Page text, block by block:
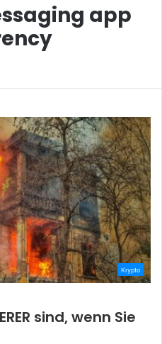
app
Krypto
sind, wenn Sie